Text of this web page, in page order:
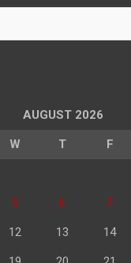
AUGUST 2026
W T F
5 6 7
12 13 14